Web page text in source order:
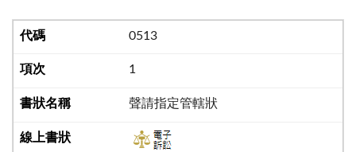
0513
1
聲請指定管轄狀